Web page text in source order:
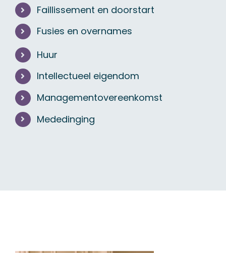
Faillissement en doorstart
Fusies en overnames
Huur
Intellectueel eigendom
Managementovereenkomst
Mededinging